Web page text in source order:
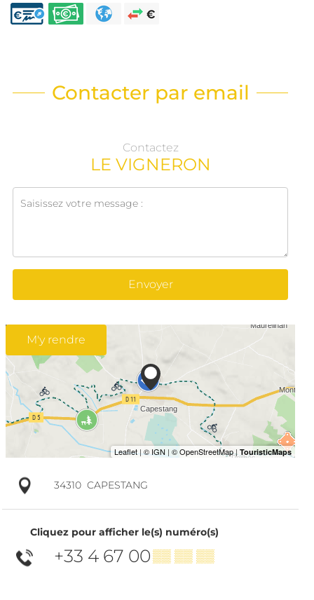
Contacter par email
Contactez
LE VIGNERON
Envoyer
M'y rendre
34310 CAPESTANG
Cliquez pour afficher le(s) numéro(s)
+33 4 67 00▒▒ ▒▒ ▒▒